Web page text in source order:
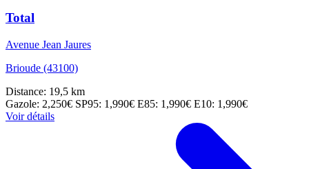
Total
Avenue Jean Jaures
Brioude (43100)
Distance: 19,5 km
Gazole: 2,250€ SP95: 1,990€ E85: 1,990€ E10: 1,990€
Voir détails